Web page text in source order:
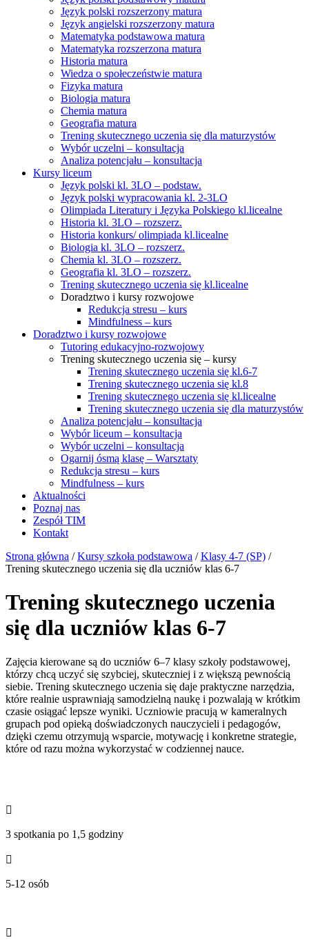
Język polski rozszerzony matura
Język angielski rozszerzony matura
Matematyka podstawowa matura
Matematyka rozszerzona matura
Historia matura
Wiedza o społeczeństwie matura
Fizyka matura
Biologia matura
Chemia matura
Geografia matura
Trening skutecznego uczenia się dla maturzystów
Wybór uczelni – konsultacja
Analiza potencjału – konsultacja
Kursy liceum
Język polski kl. 3LO – podstaw.
Język polski wypracowania kl. 2-3LO
Olimpiada Literatury i Języka Polskiego kl.licealne
Historia kl. 3LO – rozszerz.
Historia konkurs/ olimpiada kl.licealne
Biologia kl. 3LO – rozszerz.
Chemia kl. 3LO – rozszerz.
Geografia kl. 3LO – rozszerz.
Trening skutecznego uczenia się kl.licealne
Doradztwo i kursy rozwojowe
Redukcja stresu – kurs
Mindfulness – kurs
Doradztwo i kursy rozwojowe
Tutoring edukacyjno-rozwojowy
Trening skutecznego uczenia się – kursy
Trening skutecznego uczenia się kl.6-7
Trening skutecznego uczenia się kl.8
Trening skutecznego uczenia się kl.licealne
Trening skutecznego uczenia się dla maturzystów
Analiza potencjału – konsultacja
Wybór liceum – konsultacja
Wybór uczelni – konsultacja
Ogarnij ósmą klasę – Warsztaty
Redukcja stresu – kurs
Mindfulness – kurs
Aktualności
Poznaj nas
Zespół TIM
Kontakt
Strona główna /Kursy szkoła podstawowa /Klasy 4-7 (SP) /
Trening skutecznego uczenia się dla uczniów klas 6-7
Trening skutecznego uczenia
się dla uczniów klas 6-7
Zajęcia kierowane są do uczniów 6–7 klasy szkoły podstawowej,
którzy chcą uczyć się szybciej, skuteczniej i z większą pewnością
siebie. Trening skutecznego uczenia się daje praktyczne narzędzia,
które realnie usprawniają samodzielną naukę i pozwalają w krótkim
czasie osiągać lepsze wyniki. Uczniowie pracują w kameralnych
grupach pod opieką doświadczonych nauczycieli i pedagogów,
dzięki czemu otrzymują wsparcie, motywację i konkretne strategie,
które od razu można wykorzystać w codziennej nauce.

3 spotkania po 1,5 godziny

5-12 osób
